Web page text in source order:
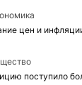
цен и
поступило